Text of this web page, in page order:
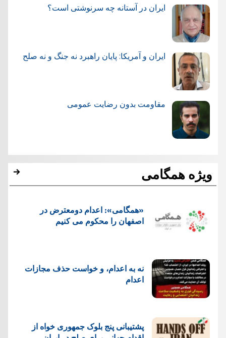
ایران در آستانه چه سرنوشتی است؟
ایران و آمریکا: پایان راهبرد نه جنگ و نه صلح
مقاومت بدون رضایت عمومی
ویژه همگامی
«همگامی»: اعدام دومعترض در
اصفهان را محکوم می کنیم
نه به اعدام، و خواست حذف مجازات
اعدام
پشتيبانی پنج بلوک جمهوری خواه از